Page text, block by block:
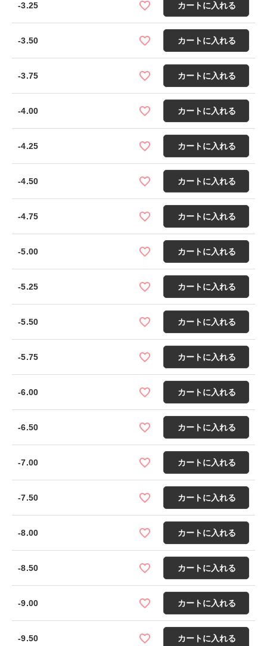
-3.25 カートに入れる
-3.50 カートに入れる
-3.75 カートに入れる
-4.00 カートに入れる
-4.25 カートに入れる
-4.50 カートに入れる
-4.75 カートに入れる
-5.00 カートに入れる
-5.25 カートに入れる
-5.50 カートに入れる
-5.75 カートに入れる
-6.00 カートに入れる
-6.50 カートに入れる
-7.00 カートに入れる
-7.50 カートに入れる
-8.00 カートに入れる
-8.50 カートに入れる
-9.00 カートに入れる
-9.50 カートに入れる